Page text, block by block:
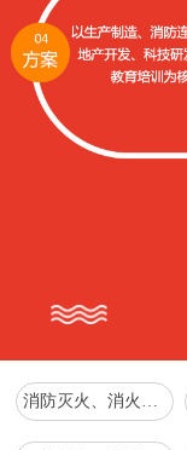
消防灭火、消火栓系列